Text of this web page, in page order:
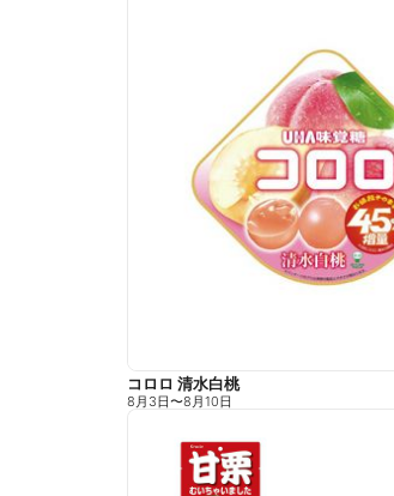
コロロ 清水白桃
8月3日〜8月10日